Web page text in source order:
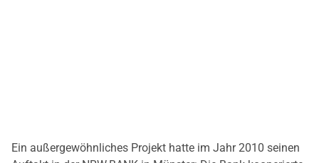
Ein außergewöhnliches Projekt hatte im Jahr 2010 seinen